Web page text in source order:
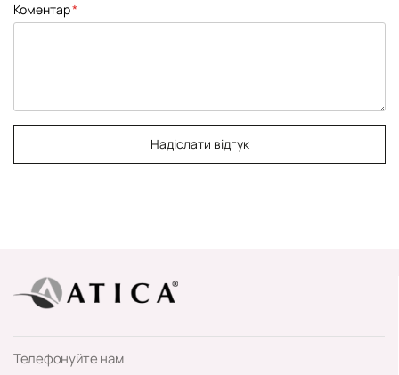
Коментар
Надіслати відгук
Телефонуйте нам